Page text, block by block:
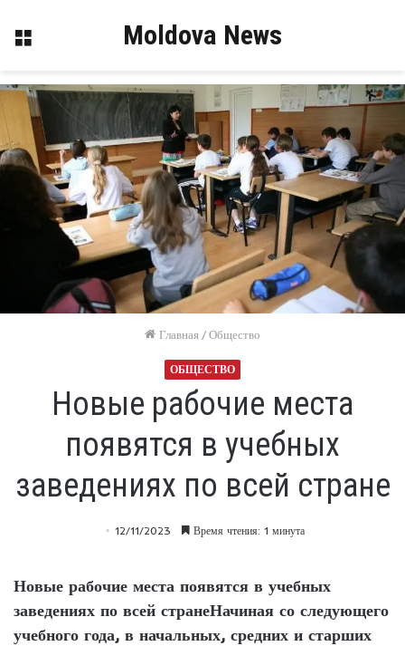
Меню Moldova News
Главная /Общество
ОБЩЕСТВО
Новые рабочие места
появятся в учебных
заведениях по всей стране
12/11/2023 Время чтения: 1 минута
Новые рабочие места появятся в учебных
заведениях по всей странеНачиная со следующего
учебного года, в начальных, средних и старших